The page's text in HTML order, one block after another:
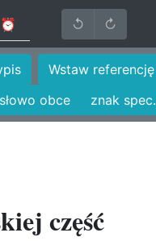
⏰ ↺ ↻
Wstaw referencję
słowo obce znak spec.
część